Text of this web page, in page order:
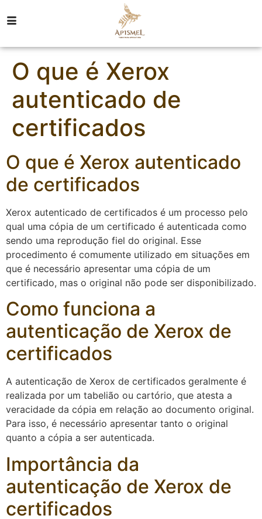
O que é Xerox
autenticado de
certificados
O que é Xerox autenticado
de certificados
Xerox autenticado de certificados é um processo pelo
qual uma cópia de um certificado é autenticada como
sendo uma reprodução fiel do original. Esse
procedimento é comumente utilizado em situações em
que é necessário apresentar uma cópia de um
certificado, mas o original não pode ser disponibilizado.
Como funciona a
autenticação de Xerox de
certificados
A autenticação de Xerox de certificados geralmente é
realizada por um tabelião ou cartório, que atesta a
veracidade da cópia em relação ao documento original.
Para isso, é necessário apresentar tanto o original
quanto a cópia a ser autenticada.
Importância da
autenticação de Xerox de
certificados